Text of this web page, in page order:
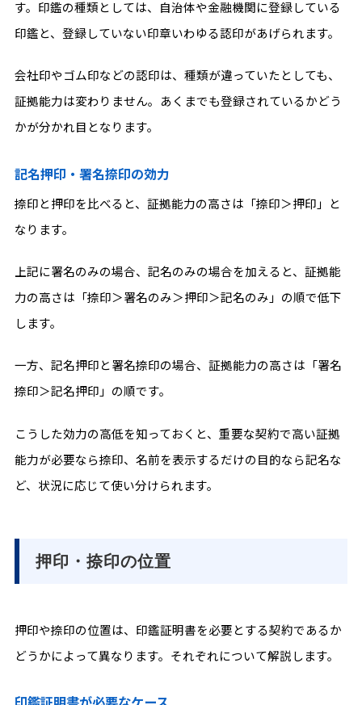
す。印鑑の種類としては、自治体や金融機関に登録している
印鑑と、登録していない印章いわゆる認印があげられます。
会社印やゴム印などの認印は、種類が違っていたとしても、
証拠能力は変わりません。あくまでも登録されているかどう
かが分かれ目となります。
記名押印・署名捺印の効力
捺印と押印を比べると、証拠能力の高さは「捺印＞押印」と
なります。
上記に署名のみの場合、記名のみの場合を加えると、証拠能
力の高さは「捺印＞署名のみ＞押印＞記名のみ」の順で低下
します。
一方、記名押印と署名捺印の場合、証拠能力の高さは「署名
捺印＞記名押印」の順です。
こうした効力の高低を知っておくと、重要な契約で高い証拠
能力が必要なら捺印、名前を表示するだけの目的なら記名な
ど、状況に応じて使い分けられます。
押印・捺印の位置
押印や捺印の位置は、印鑑証明書を必要とする契約であるか
どうかによって異なります。それぞれについて解説します。